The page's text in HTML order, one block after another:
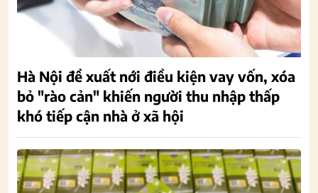
Hà Nội đề xuất nới điều kiện vay vốn, xóa
bỏ "rào cản" khiến người thu nhập thấp
khó tiếp cận nhà ở xã hội